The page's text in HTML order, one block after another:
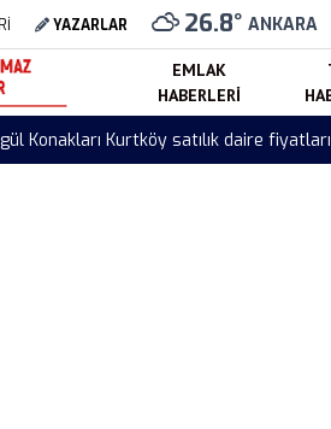
YAZARLAR 26.8° ANKARA
EMLAK
HABERLERI
Kurtköy satılık daire fiyatları